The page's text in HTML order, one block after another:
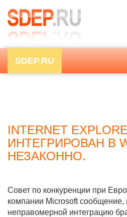
SDEP.RU
INTERNET
ИНТЕГРИРОВАН В
НЕЗАКОННО.
Совет по конкуренции при
компании Microsoft сообщение,
неправомерной интеграцию